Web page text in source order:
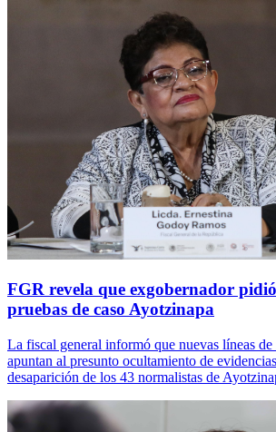
FGR revela que exgobernador
pruebas de caso Ayotzinapa
La fiscal general informó que nuevas líneas
apuntan al presunto ocultamiento de
desaparición de los 43 normalistas de